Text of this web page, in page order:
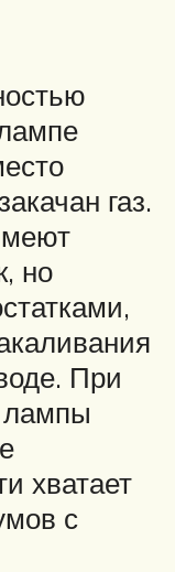
газ.
но
При
лампы
хватает
с